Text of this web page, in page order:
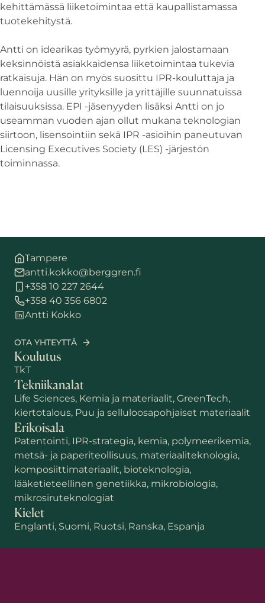
Tampere
antti.kokko@berggren.fi
+358 10 227 2644
+358 40 356 6802
Antti Kokko
OTA YHTEYTTÄ
Koulutus
TkT
Tekniikanalat
Life Sciences, Kemia ja materiaalit, GreenTech,
kiertotalous, Puu ja selluloosapohjaiset materiaalit
Erikoisala
Patentointi, IPR-strategia, kemia, polymeerikemia,
metsä- ja paperiteollisuus, materiaaliteknologia,
komposiittimateriaalit, bioteknologia,
lääketieteellinen genetiikka, mikrobiologia,
mikrosiruteknologiat
Kielet
Englanti, Suomi, Ruotsi, Ranska, Espanja
kehittämässä liiketoimintaa että kaupallistamassa
tuotekehitystä.
Antti on idearikas työmyyrä, pyrkien jalostamaan
keksinnöistä asiakkaidensa liiketoimintaa tukevia
ratkaisuja. Hän on myös suosittu IPR-kouluttaja ja
luennoija uusille yrityksille ja yrittäjille suunnatuissa
tilaisuuksissa. EPI -jäsenyyden lisäksi Antti on jo
useamman vuoden ajan ollut mukana teknologian
siirtoon, lisensointiin sekä IPR -asioihin paneutuvan
Licensing Executives Society (LES) -järjestön
toiminnassa.
Etunimi